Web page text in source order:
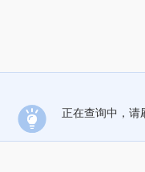
正在查询中，请